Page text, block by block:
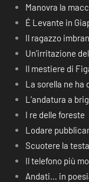
Manovra la
É Levante in
Il ragazzo
Un’irritazione
Il mestiere di
La sorella ne ha
L’andatura a
I re delle foreste
Lodare
Scuotere la testa
Il telefono più
Andati… in